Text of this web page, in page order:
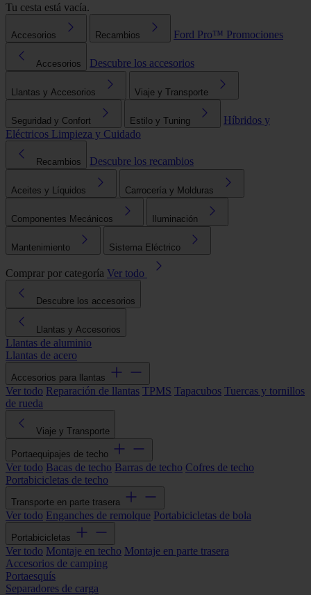
Tu cesta está vacía.
Accesorios Recambios Ford Pro™ Promociones
Accesorios Descubre los accesorios
Llantas y Accesorios Viaje y Transporte
Seguridad y Confort Estilo y Tuning
Híbridos y
Eléctricos Limpieza y Cuidado
Recambios Descubre los recambios
Aceites y Líquidos Carrocería y Molduras
Componentes Mecánicos Iluminación
Mantenimiento Sistema Eléctrico
Comprar por categoría Ver todo
Descubre los accesorios
Llantas y Accesorios
Llantas de aluminio
Llantas de acero
Accesorios para llantas
Ver todo Reparación de llantas TPMS Tapacubos Tuercas y tornillos
de rueda
Viaje y Transporte
Portaequipajes de techo
Ver todo Bacas de techo Barras de techo Cofres de techo
Portabicicletas de techo
Transporte en parte trasera
Ver todo Enganches de remolque Portabicicletas de bola
Portabicicletas
Ver todo Montaje en techo Montaje en parte trasera
Accesorios de camping
Portaesquís
Separadores de carga